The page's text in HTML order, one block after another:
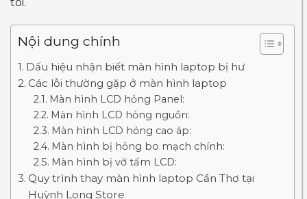
Nội dung chính
Dấu hiệu nhận biết màn hình laptop bị hư
Các lỗi thường gặp ở màn hình laptop
Màn hình LCD hỏng Panel:
Màn hình LCD hỏng nguồn:
Màn hình LCD hỏng cao áp:
Màn hình bị hỏng bo mạch chính:
Màn hình bị vỡ tấm LCD:
Quy trình thay màn hình laptop Cần Thơ tại
Huỳnh Long Store